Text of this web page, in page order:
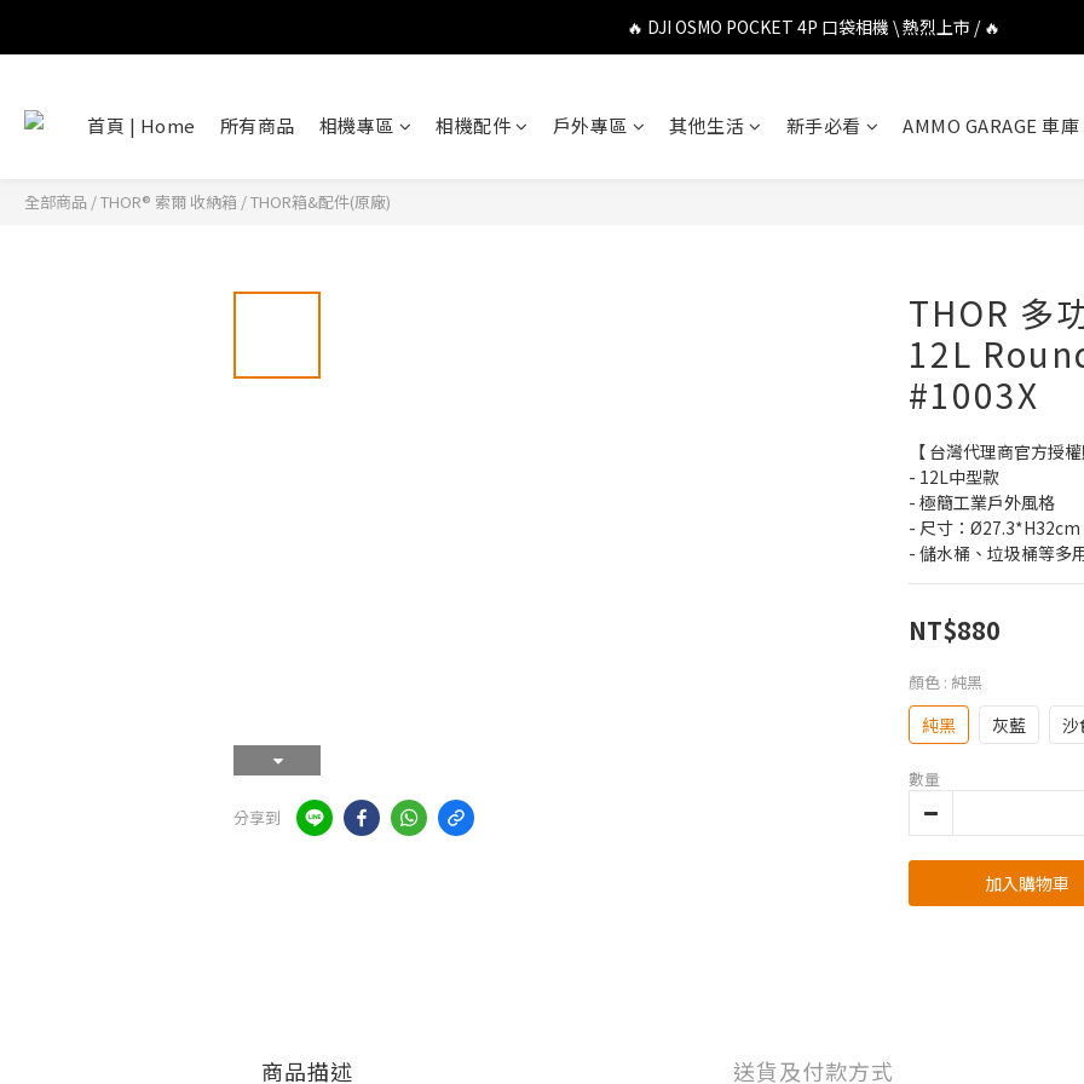
🔥 DJI OSMO POCKET 4P 口袋相機 \ 熱烈上市 / 🔥
🔥 DJI OSMO POCKET 4P 口袋相機 \ 熱烈上市 / 🔥
🔥 Insta360 GO Ultra Hello Kitty 聯名限定套裝 \ 時尚上市 / 🔥
首頁 | Home 所有商品 相機專區 相機配件 戶外專區 其他生活 新手必看 AMMO GARAGE 車庫
全部商品 /THOR® 索爾 收納箱 /THOR箱&配件(原廠)
分享到
THOR 多
12L
#1003X
【 台灣代理商官方授
- 12L中型款
- 極簡工業戶外風格
- 尺寸：
- 儲水桶、垃圾桶等多
NT$880
顏色 : 純黑
純黑 灰藍 沙
數量
加入購物車
商品描述 送貨及付款方式